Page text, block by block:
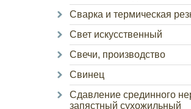
Сварка и термическая
Свет искусственный
Свечи, производство
Свинец
Сдавление срединного
запястный сухожильный